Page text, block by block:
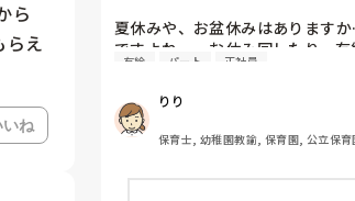
ら
らえ
いね
夏休みや、お盆休みはあります
ですよね、、お休み回したり、
夫されていますか？🍉
有給 パート 正社員
りり
保育士, 幼稚園教諭, 保育園, 公立保育